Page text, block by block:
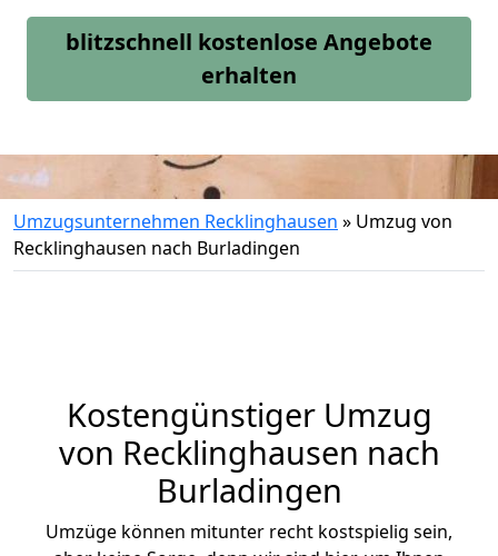
blitzschnell kostenlose Angebote
erhalten
Umzugsunternehmen Recklinghausen » Umzug von
Recklinghausen nach Burladingen
Kostengünstiger Umzug
von Recklinghausen nach
Burladingen
Umzüge können mitunter recht kostspielig sein,